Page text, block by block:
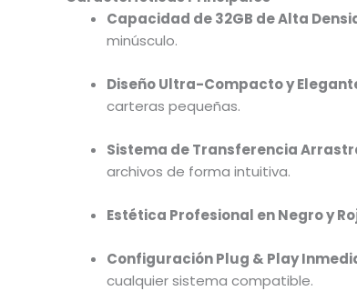
Capacidad de 32GB de Alta
minúsculo.
Diseño Ultra-Compacto y
carteras pequeñas.
Sistema de Transferencia
archivos de forma intuitiva.
Estética Profesional en Negro y
Configuración Plug & Play
cualquier sistema compatible.